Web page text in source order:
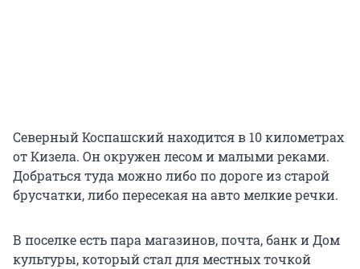
Северный Коспашский находится в 10 километрах
от Кизела. Он окружен лесом и малыми реками.
Добраться туда можно либо по дороге из старой
брусчатки, либо пересекая на авто мелкие речки.
В поселке есть пара магазинов, почта, банк и Дом
культуры, который стал для местных точкой